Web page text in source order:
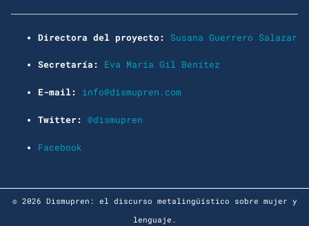
Directora del proyecto: Susana Guerrero Salazar
Secretaría: Eva María Gil Benítez
E-mail: info@dismupren.com
Twitter: @dismupren
Facebook
© 2026 Dismupren: el discurso metalingüístico sobre mujer y
lenguaje.